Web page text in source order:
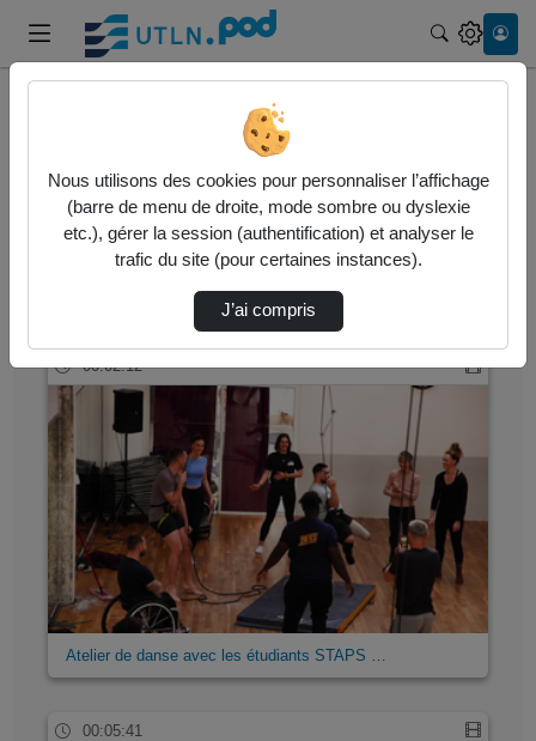
9 vidéos trouvées
Audio Vidéo Statistiques de vues
00:02:12
Atelier de danse avec les étudiants STAPS …
00:05:41
Nous utilisons des cookies pour personnaliser l’affichage
(barre de menu de droite, mode sombre ou dyslexie
etc.), gérer la session (authentification) et analyser le
trafic du site (pour certaines instances).
J’ai compris